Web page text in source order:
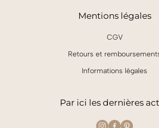
Mentions légales
CGV
Retours et
Informations légales
Par ici les dernières